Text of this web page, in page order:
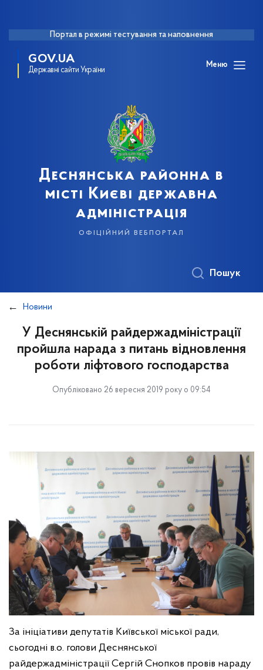
Портал в режимі тестування та наповнення
GOV.UA
Державні сайти України
Меню
Деснянська районна в
місті Києві державна
адміністрація
офіційний вебпортал
Пошук
Новини
У Деснянській райдержадміністрації
пройшла нарада з питань відновлення
роботи ліфтового господарства
Опубліковано 26 вересня 2019 року о 09:54
За ініціативи депутатів Київської міської ради,
сьогодні в.о. голови Деснянської
райдержадміністрації Сергій Снопков провів нараду